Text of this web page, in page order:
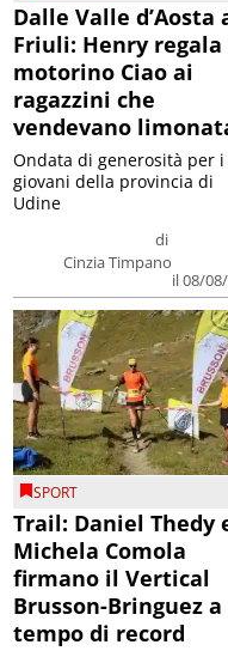
Dalle Valle d’Aosta
Friuli: Henry regala
motorino Ciao ai
ragazzini che
vendevano
di
Cinzia Timpano
il 08/
Ondata di generosità per
giovani della provincia di
Udine
SPORT
Trail: Daniel Thedy
Michela Comola
firmano il Vertical
Brusson-Bringuez a
tempo di record